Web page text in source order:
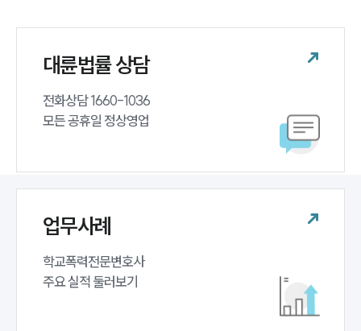
대륜법률 상담
전화상담 1660-1036
모든 공휴일 정상영업
업무사례
학교폭력전문변호사
주요 실적 둘러보기